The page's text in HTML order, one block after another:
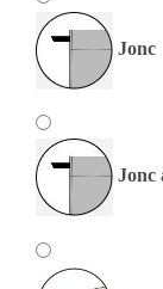
Jonc
Jonc